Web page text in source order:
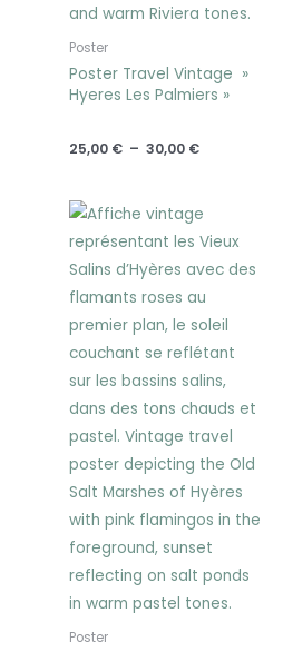
Poster
Poster Travel Vintage »
Hyeres Les Palmiers »
25,00 € – 30,00 €
Poster
Plage
de
prix :
25,00 €
à
30,00 €